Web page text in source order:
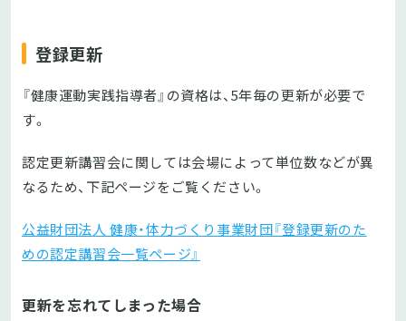
登録更新
『健康運動実践指導者』の資格は、5年毎の更新が必要で
す。
認定更新講習会に関しては会場によって単位数などが異
なるため、下記ページをご覧ください。
公益財団法人 健康・体力づくり事業財団『登録更新のた
めの認定講習会一覧ページ』
更新を忘れてしまった場合